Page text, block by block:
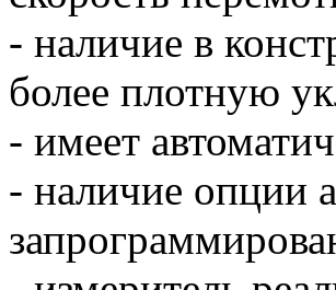
- наличие в
более плотную
- имеет
- наличие опции